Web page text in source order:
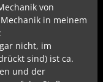
von
in meinem
nicht, im
sind) ist ca.
und der